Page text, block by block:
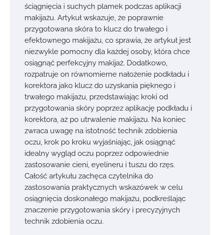
ściągnięcia i suchych plamek podczas aplikacji
makijażu. Artykuł wskazuje, że poprawnie
przygotowana skóra to klucz do trwałego i
efektownego makijażu, co sprawia, że artykuł jest
niezwykle pomocny dla każdej osoby, która chce
osiągnąć perfekcyjny makijaż. Dodatkowo,
rozpatruje on równomierne nałożenie podkładu i
korektora jako klucz do uzyskania pięknego i
trwałego makijażu, przedstawiając kroki od
przygotowania skóry poprzez aplikację podkładu i
korektora, aż po utrwalenie makijażu. Na koniec
zwraca uwagę na istotność technik zdobienia
oczu, krok po kroku wyjaśniając, jak osiągnąć
idealny wygląd oczu poprzez odpowiednie
zastosowanie cieni, eyelineru i tuszu do rzęs.
Całość artykułu zachęca czytelnika do
zastosowania praktycznych wskazówek w celu
osiągnięcia doskonałego makijażu, podkreślając
znaczenie przygotowania skóry i precyzyjnych
technik zdobienia oczu.